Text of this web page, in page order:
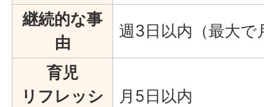
継続的な事
由
週3日以内（最大で
育児
リフレッシ
月5日以内